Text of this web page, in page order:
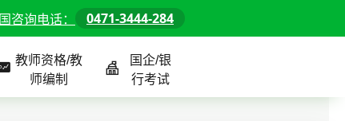
咨询电话： 0471-3444-284
教师资格/教
师编制
国企/银
行考试